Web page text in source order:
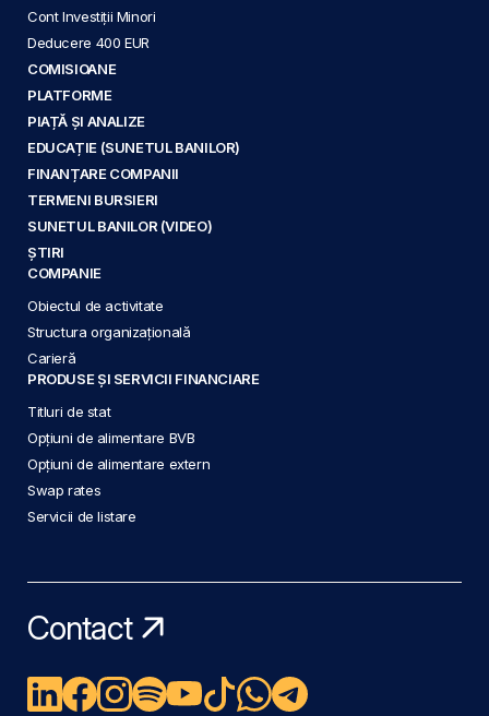
Cont Investiții Minori
Deducere 400 EUR
COMISIOANE
PLATFORME
PIAȚĂ ȘI ANALIZE
EDUCAȚIE (SUNETUL BANILOR)
FINANȚARE COMPANII
TERMENI BURSIERI
SUNETUL BANILOR (VIDEO)
ȘTIRI
COMPANIE
Obiectul de activitate
Structura organizațională
Carieră
PRODUSE ȘI SERVICII FINANCIARE
Titluri de stat
Opțiuni de alimentare BVB
Opțiuni de alimentare extern
Swap rates
Servicii de listare
Contact